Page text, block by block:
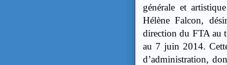
générale et
Hélène Falcon,
direction du FTA au
au 7 juin 2014.
d’administration,